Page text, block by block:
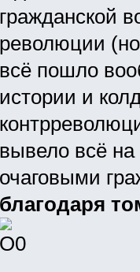
гражданской
революции
всё пошло
истории и
вывело всё
очаговыми
благодаря